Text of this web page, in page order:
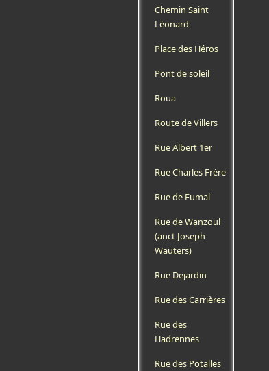
Chemin Saint
Léonard
Place des Héros
Pont de soleil
Roua
Route de Villers
Rue Albert 1er
Rue Charles Frère
Rue de Fumal
Rue de Wanzoul
(anct Joseph
Wauters)
Rue Dejardin
Rue des Carrières
Rue des
Hadrennes
Rue des Potalles